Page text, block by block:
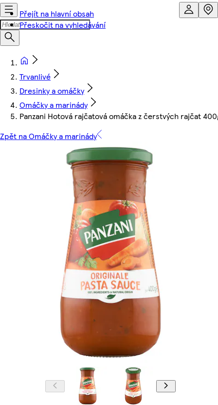
Přejít na hlavní obsah
Přeskočit na vyhledávání
Trvanlivé
Dresinky a omáčky
Omáčky a marinády
Panzani Hotová rajčatová omáčka z čerstvých rajčat
Zpět na Omáčky a marinády